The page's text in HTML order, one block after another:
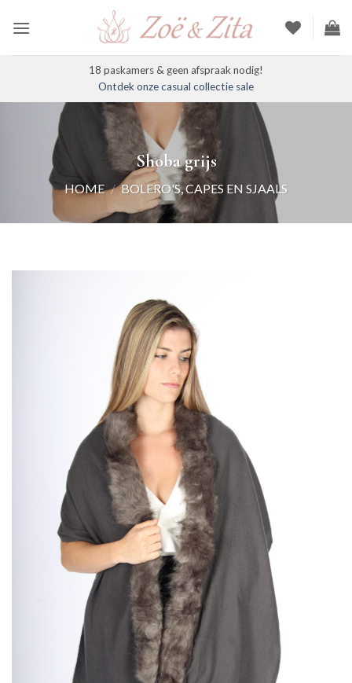
naar
18 paskamers & geen afspraak nodig!
Ontdek onze casual collectie sale
Shoba grijs
HOME / BOLERO'S, CAPES EN SJAALS